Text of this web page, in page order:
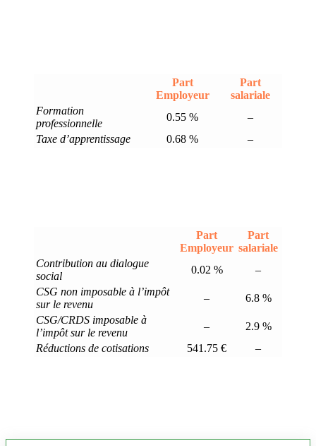
Part
Employeur
Part
salariale
Formation
professionnelle
0.55 %
–
Taxe d’apprentissage
0.68 % –
Part
Employeur
Part
salariale
Contribution au dialogue
social
0.02 %
–
CSG non imposable à l’impôt
sur le revenu
–
6.8 %
CSG/CRDS imposable à
l’impôt sur le revenu
–
2.9 %
Réductions de cotisations
541.75 € –